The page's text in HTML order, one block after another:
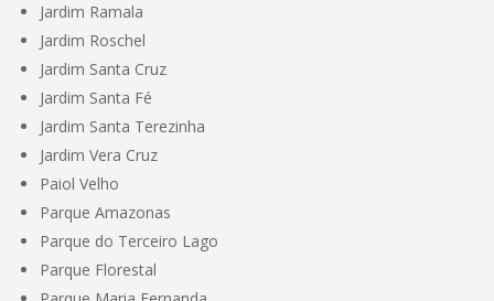
Jardim Ramala
Jardim Roschel
Jardim Santa Cruz
Jardim Santa Fé
Jardim Santa Terezinha
Jardim Vera Cruz
Paiol Velho
Parque Amazonas
Parque do Terceiro Lago
Parque Florestal